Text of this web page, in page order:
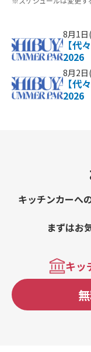
8月1日
【代
2026
8月2日
【代
2026
キッチンカーへ
まずはお
キッ